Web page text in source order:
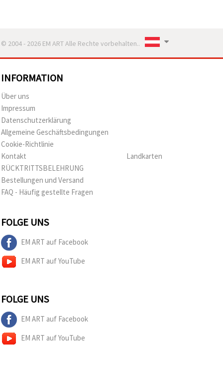
© 2004 - 2026 EM ART Alle Rechte vorbehalten..
INFORMATION
Über uns
Impressum
Datenschutzerklärung
Allgemeine Geschäftsbedingungen
Cookie-Richtlinie
Kontakt
RÜCKTRITTSBELEHRUNG
Bestellungen und Versand
FAQ - Häufig gestellte Fragen
Landkarten
FOLGE UNS
EM ART auf Facebook
EM ART auf YouTube
FOLGE UNS
EM ART auf Facebook
EM ART auf YouTube